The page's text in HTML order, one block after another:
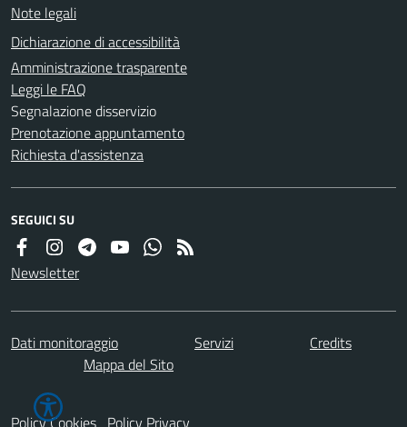
Note legali
Dichiarazione di accessibilità
Amministrazione trasparente
Leggi le FAQ
Segnalazione disservizio
Prenotazione appuntamento
Richiesta d'assistenza
SEGUICI SU
Newsletter
Dati monitoraggio Servizi
Credits
Mappa del Sito
Policy Cookies Policy Privacy